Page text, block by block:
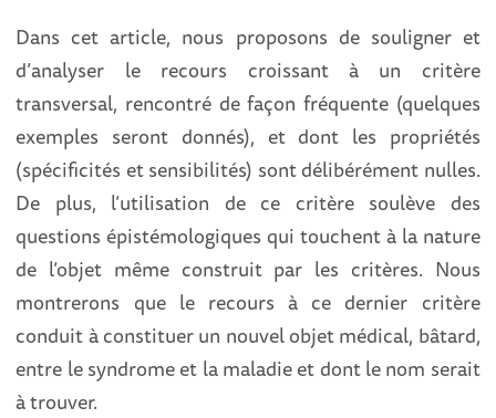
Dans cet article, nous proposons de souligner et
d’analyser le recours croissant à un critère
transversal, rencontré de façon fréquente (quelques
exemples seront donnés), et dont les propriétés
(spécificités et sensibilités) sont délibérément nulles.
De plus, l’utilisation de ce critère soulève des
questions épistémologiques qui touchent à la nature
de l’objet même construit par les critères. Nous
montrerons que le recours à ce dernier critère
conduit à constituer un nouvel objet médical, bâtard,
entre le syndrome et la maladie et dont le nom serait
à trouver.